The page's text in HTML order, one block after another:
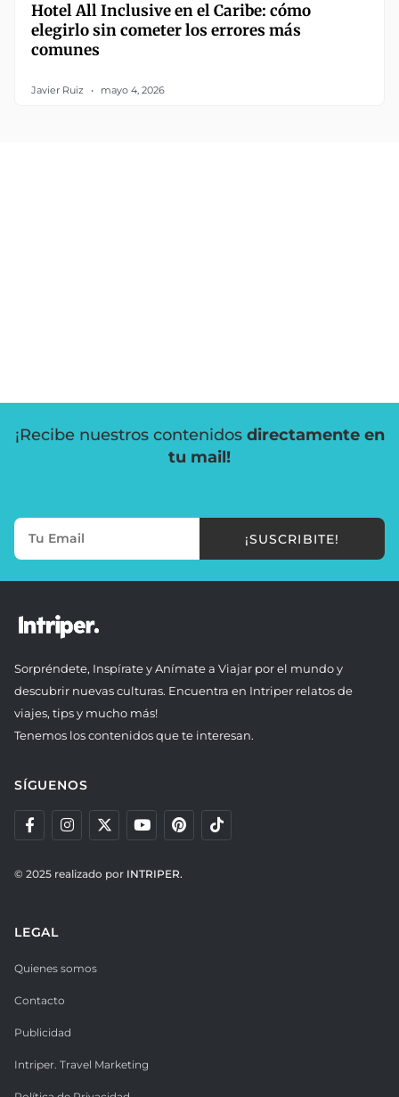
Hotel All Inclusive en el Caribe: cómo
elegirlo sin cometer los errores más
comunes
Javier Ruiz mayo 4, 2026
¡Recibe nuestros contenidos directamente en
tu mail!
¡SUSCRIBITE!
Sorpréndete, Inspírate y Anímate a Viajar por el mundo y
descubrir nuevas culturas. Encuentra en Intriper relatos de
viajes, tips y mucho más!
Tenemos los contenidos que te interesan.
SÍGUENOS
© 2025 realizado por INTRIPER.
LEGAL
Quienes somos
Contacto
Publicidad
Intriper. Travel Marketing